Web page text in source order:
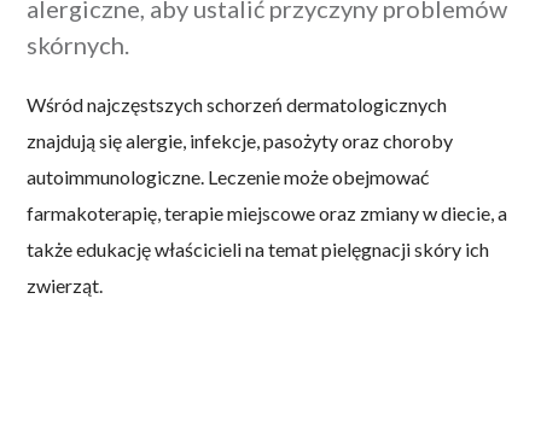
alergiczne, aby ustalić przyczyny problemów
skórnych.
Wśród najczęstszych schorzeń dermatologicznych
znajdują się alergie, infekcje, pasożyty oraz choroby
autoimmunologiczne. Leczenie może obejmować
farmakoterapię, terapie miejscowe oraz zmiany w diecie, a
także edukację właścicieli na temat pielęgnacji skóry ich
zwierząt.